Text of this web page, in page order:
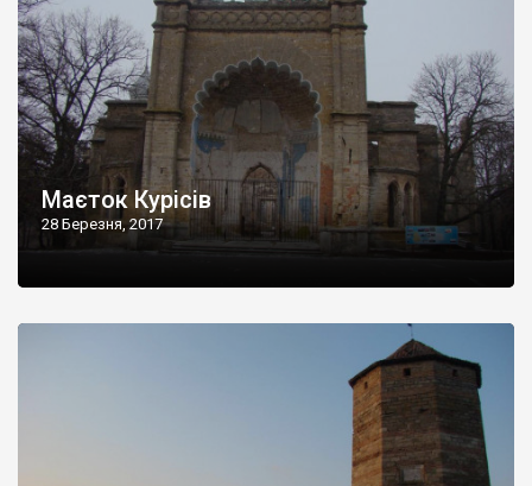
Маєток Курісів
28 Березня, 2017